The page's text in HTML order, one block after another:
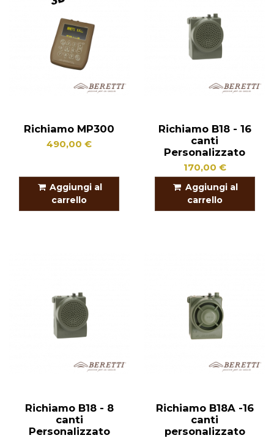
Richiamo MP300
490,00 €
Aggiungi al
carrello
Richiamo B18 - 16
canti
Personalizzato
170,00 €
Aggiungi al
carrello
Richiamo B18 - 8
canti
Personalizzato
Richiamo B18A -16
canti
personalizzato